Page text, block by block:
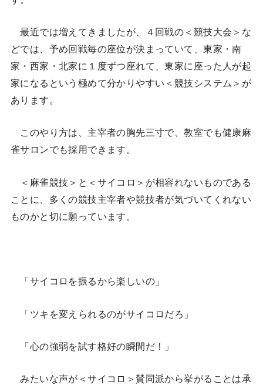
最近では増えてきましたが、４回戦の＜競技大会＞な
どでは、予め回戦毎の座位が決まっていて、東家・南
家・西家・北家に１度ずつ座れて、東家に座った人が起
家になるという極めて分かりやすい＜競技システム＞が
あります。
このやり方は、主宰者の胸先三寸で、教室でも健康麻
雀サロンでも採用できます。
＜麻雀競技＞と＜サイコロ＞が相容れないものである
ことに、多くの競技主宰者や競技者が気づいてくれない
ものかと切に願っています。
「サイコロを振るから楽しいの」
「ツキを変えられるのがサイコロだろ」
「心の強弱を試す格好の瞬間だ！」
みたいな声が＜サイコロ＞賛同派から挙がることは承